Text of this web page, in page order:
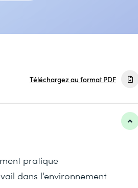
Téléchargez au format PDF
pratique
dans l’environnement